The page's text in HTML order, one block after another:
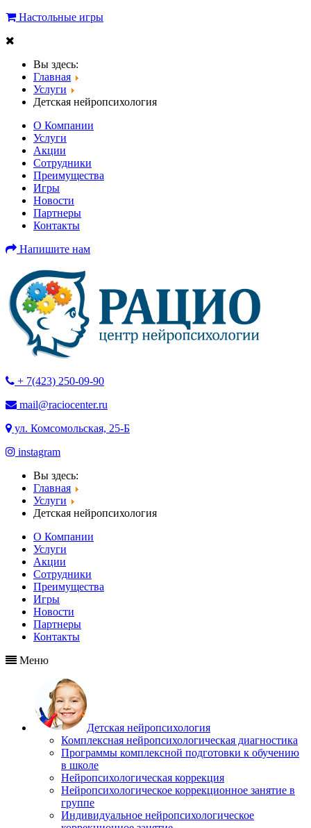
Настольные игры
Вы здесь:
Главная
Услуги
Детская нейропсихология
О Компании
Услуги
Акции
Cотрудники
Преимущества
Игры
Новости
Партнеры
Контакты
Напишите нам
+ 7(423) 250-09-90
mail@raciocenter.ru
ул. Комсомольская, 25-Б
instagram
Вы здесь:
Главная
Услуги
Детская нейропсихология
О Компании
Услуги
Акции
Cотрудники
Преимущества
Игры
Новости
Партнеры
Контакты
Меню
Детская нейропсихология
Комплексная нейропсихологическая диагностика
Программы комплексной подготовки к обучению
в школе
Нейропсихологическая коррекция
Нейропсихологическое коррекционное занятие в
группе
Индивидуальное нейропсихологическое